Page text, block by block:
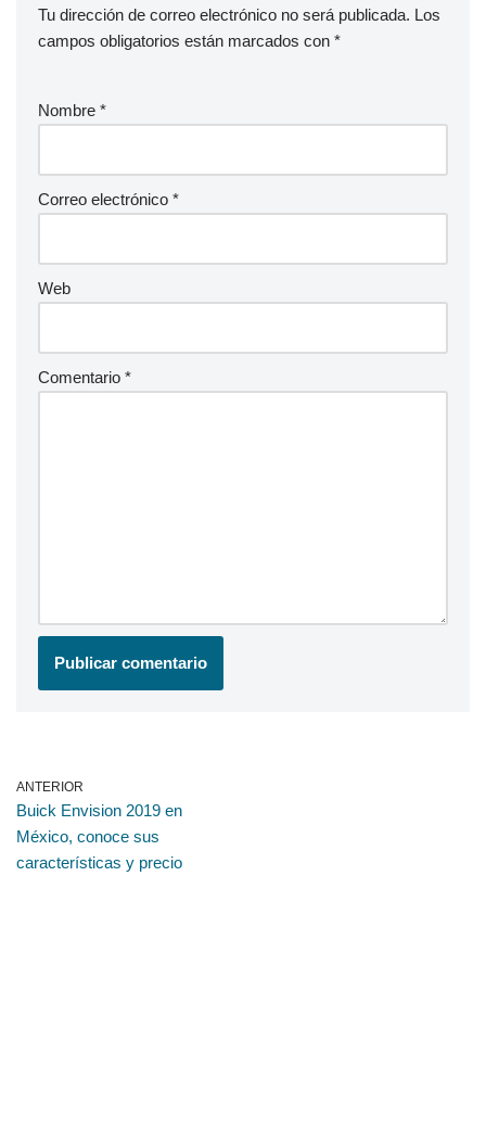
Tu dirección de correo electrónico no será publicada. Los
campos obligatorios están marcados con *
Nombre *
Correo electrónico *
Web
Comentario *
ANTERIOR
Buick Envision 2019 en
México, conoce sus
características y precio